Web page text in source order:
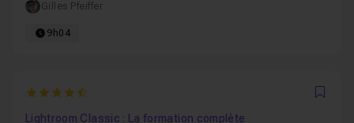
Gilles Pfeiffer
9h04
4.6578947368421
Lightroom Classic : La formation complète